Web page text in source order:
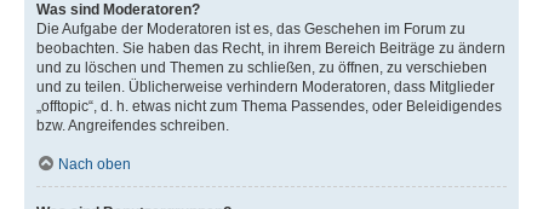
Was sind Moderatoren?
Die Aufgabe der Moderatoren ist es, das Geschehen im Forum zu
beobachten. Sie haben das Recht, in ihrem Bereich Beiträge zu ändern
und zu löschen und Themen zu schließen, zu öffnen, zu verschieben
und zu teilen. Üblicherweise verhindern Moderatoren, dass Mitglieder
„offtopic“, d. h. etwas nicht zum Thema Passendes, oder Beleidigendes
bzw. Angreifendes schreiben.
Nach oben